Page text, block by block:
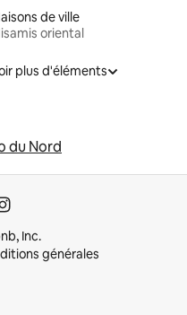
de ville
oriental
plus d'éléments
du Nord
Inc.
générales